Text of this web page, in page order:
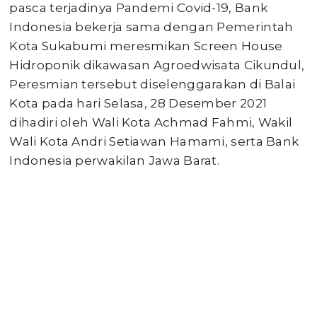
pasca terjadinya Pandemi Covid-19, Bank
Indonesia bekerja sama dengan Pemerintah
Kota Sukabumi meresmikan Screen House
Hidroponik dikawasan Agroedwisata Cikundul,
Peresmian tersebut diselenggarakan di Balai
Kota pada hari Selasa, 28 Desember 2021
dihadiri oleh Wali Kota Achmad Fahmi, Wakil
Wali Kota Andri Setiawan Hamami, serta Bank
Indonesia perwakilan Jawa Barat.